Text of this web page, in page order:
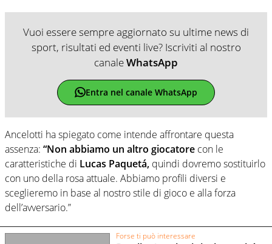
Vuoi essere sempre aggiornato su ultime news di
sport, risultati ed eventi live? Iscriviti al nostro
canaleWhatsApp
Entra nel canale WhatsApp
Ancelotti ha spiegato come intende affrontare questa
assenza: “Non abbiamo un altro giocatore con le
caratteristiche di Lucas Paquetá, quindi dovremo sostituirlo
con uno della rosa attuale. Abbiamo profili diversi e
sceglieremo in base al nostro stile di gioco e alla forza
dell’avversario.”
Forse ti può interessare